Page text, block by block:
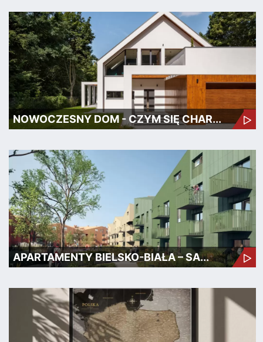
NOWOCZESNY DOM - CZYM SIĘ CHAR...
APARTAMENTY BIELSKO-BIAŁA – SA...